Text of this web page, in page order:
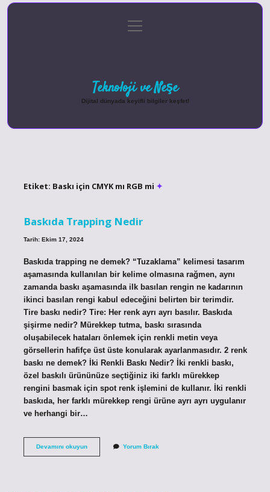
Gizlilik Politikası
menüyü
aç
Teknoloji ve Neşe
Dijital dünyada keyifli bilgiler keşfet!
Etiket: Baskı için CMYK mı RGB mi
Baskıda Trapping Nedir
Tarih: Ekim 17, 2024
Baskıda trapping ne demek? “Tuzaklama” kelimesi tasarım
aşamasında kullanılan bir kelime olmasına rağmen, aynı
zamanda baskı aşamasında ilk basılan rengin ne kadarının
ikinci basılan rengi kabul edeceğini belirten bir terimdir.
Tire baskı nedir? Tire: Her renk ayrı ayrı basılır. Baskıda
şişirme nedir? Mürekkep tutma, baskı sırasında
oluşabilecek hataları önlemek için renkli metin veya
görsellerin hafifçe üst üste konularak ayarlanmasıdır. 2 renk
baskı ne demek? İki Renkli Baskı Nedir? İki renkli baskı,
özel baskılı ürününüze seçtiğiniz iki farklı mürekkep
rengini basmak için spot renk işlemini de kullanır. İki renkli
baskıda, her farklı mürekkep rengi ürüne ayrı ayrı uygulanır
ve herhangi bir…
Devamını okuyunBaskıda
Yorum Bırak